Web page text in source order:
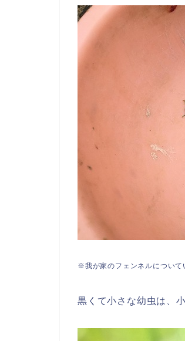
※我が家のフェンネルについて
黒くて小さな幼虫は、